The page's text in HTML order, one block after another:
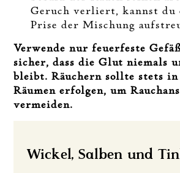
Geruch verliert, kannst du
Prise der Mischung
Verwende nur feuerfeste
sicher, dass die Glut niemals
bleibt. Räuchern sollte stets
Räumen erfolgen, um
vermeiden.
Wickel, Salben und